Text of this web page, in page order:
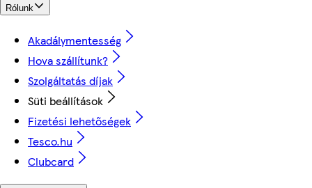
Rólunk
Akadálymentesség
Hova szállítunk?
Szolgáltatás díjak
Süti beállítások
Fizetési lehetőségek
Tesco.hu
Clubcard